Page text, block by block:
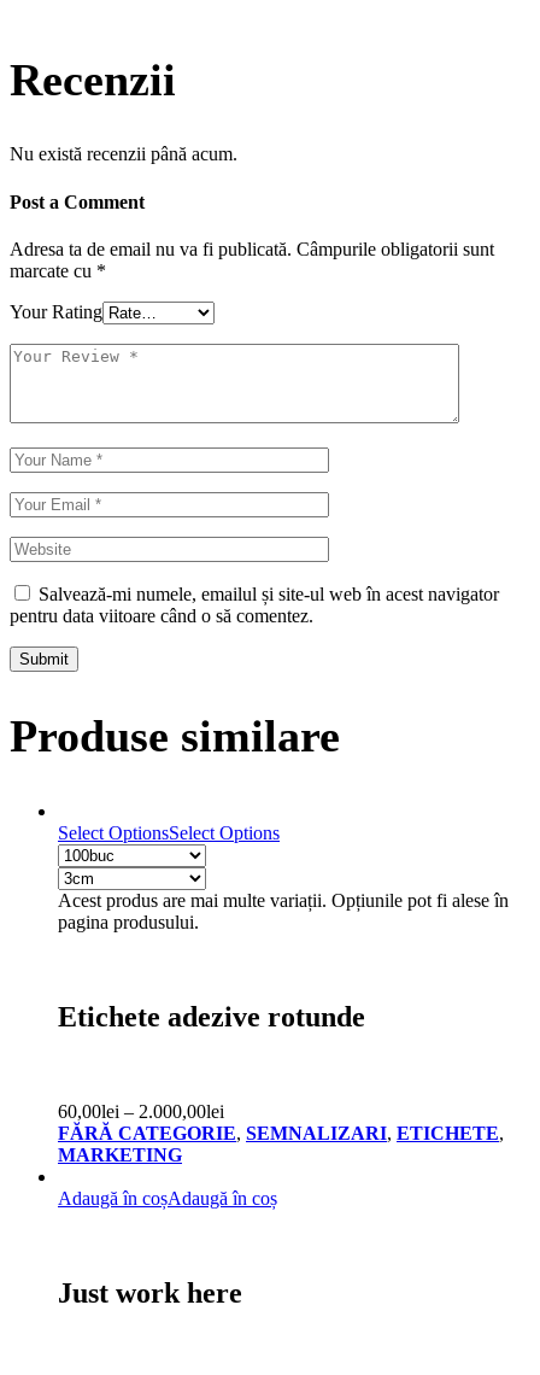
Recenzii
Nu există recenzii până acum.
Post a Comment
Adresa ta de email nu va fi publicată. Câmpurile obligatorii sunt
marcate cu *
Your Rating
Salvează-mi numele, emailul și site-ul web în acest navigator
pentru data viitoare când o să comentez.
Submit
Produse similare
Select OptionsSelect Options
Acest produs are mai multe variații. Opțiunile pot fi alese în
pagina produsului.
Etichete adezive rotunde
60,00lei – 2.000,00lei
FĂRĂ CATEGORIE, SEMNALIZARI, ETICHETE,
MARKETING
Adaugă în coșAdaugă în coș
Just work here